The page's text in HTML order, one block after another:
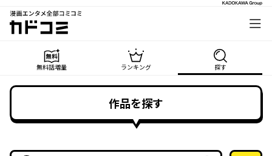
漫画エンタメ全部コミコミ
カドコミ
無料話増量 ランキング 探す
作品を探す